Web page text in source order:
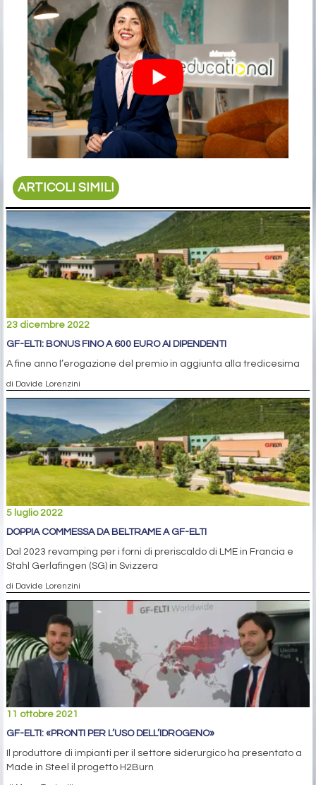
ARTICOLI SIMILI
23 dicembre 2022
GF-ELTI: BONUS FINO A 600 EURO AI DIPENDENTI
A fine anno l’erogazione del premio in aggiunta alla tredicesima
di Davide Lorenzini
5 luglio 2022
DOPPIA COMMESSA DA BELTRAME A GF-ELTI
Dal 2023 revamping per i forni di preriscaldo di LME in Francia e
Stahl Gerlafingen (SG) in Svizzera
di Davide Lorenzini
11 ottobre 2021
GF-ELTI: «PRONTI PER L’USO DELL’IDROGENO»
Il produttore di impianti per il settore siderurgico ha presentato a
Made in Steel il progetto H2Burn